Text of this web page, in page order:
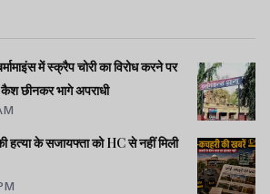
की यह खबर आपको कैसी लगी.
बॉक्स में अपनी राय साझा करें.
में स्क्रैप चोरी का विरोध करने पर
कैश छीनकर भागे अपराधी
हत्या के सजायफ्ता को HC से नहीं मिली